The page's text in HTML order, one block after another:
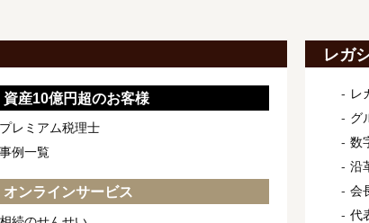
資産10億円超のお客様
プレミアム税理士
事例一覧
オンラインサービス
レガ
レ
グ
数
沿
会
代